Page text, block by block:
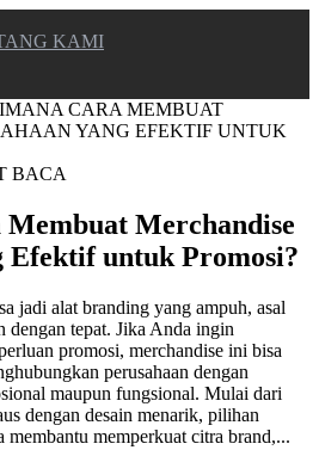
KAMI
CARA MEMBUAT
YANG EFEKTIF UNTUK
BACA
Merchandise
Efektif untuk Promosi?
jadi alat branding yang ampuh, asal
dengan tepat. Jika Anda ingin
promosi, merchandise ini bisa
perusahaan dengan
maupun fungsional. Mulai dari
dengan desain menarik, pilihan
membantu memperkuat citra brand,...